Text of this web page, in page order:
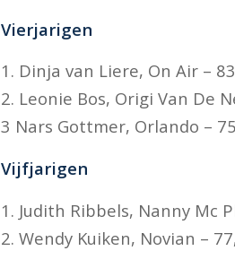
Vierjarigen
1. Dinja van Liere, On Air –
2. Leonie Bos, Origi Van De
3 Nars Gottmer, Orlando –
Vijfjarigen
1. Judith Ribbels, Nanny Mc
2. Wendy Kuiken, Novian –